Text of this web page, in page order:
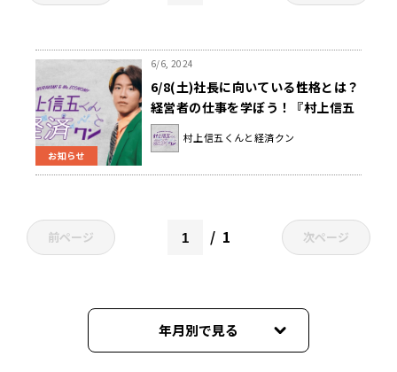
お知らせ
6/6, 2024
6/8(土)社長に向いている性格とは？
経営者の仕事を学ぼう！『村上信五
くんと経済クン』
村上信五くんと経済クン
前ページ 1 次ページ
年月別で見る